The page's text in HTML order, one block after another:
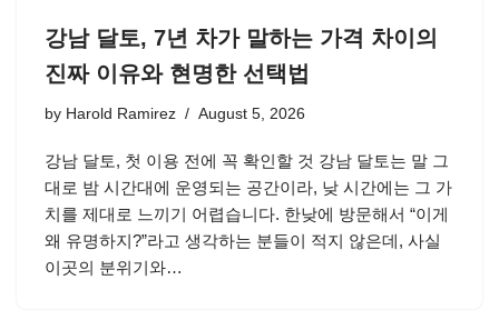
강남 달토, 7년 차가 말하는 가격 차이의
진짜 이유와 현명한 선택법
by Harold Ramirez August 5, 2026
강남 달토, 첫 이용 전에 꼭 확인할 것 강남 달토는 말 그
대로 밤 시간대에 운영되는 공간이라, 낮 시간에는 그 가
치를 제대로 느끼기 어렵습니다. 한낮에 방문해서 “이게
왜 유명하지?”라고 생각하는 분들이 적지 않은데, 사실
이곳의 분위기와…